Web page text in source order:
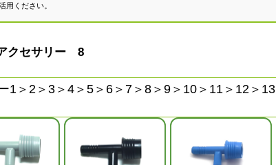
用ください。
クセサリー 8
1 ＞ 2 ＞ 3 ＞ 4 ＞ 5 ＞ 6 ＞ 7 ＞ 8 ＞ 9 ＞ 10 ＞ 11 ＞ 12 ＞ 13